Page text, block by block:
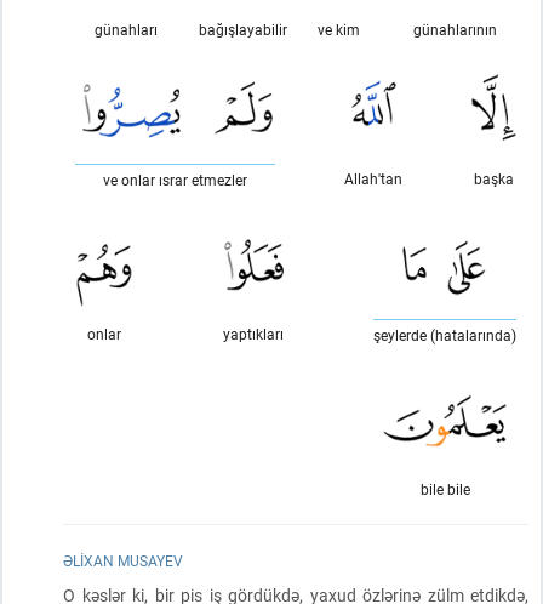
günahlarının
ve kim
bağışlayabilir
günahları
başka
Allah'tan
ve onlar ısrar etmezler
şeylerde (hatalarında)
yaptıkları
onlar
bile bile
ƏLIXAN MUSAYEV
O kəslər ki, bir pis iş gördükdə, yaxud özlərinə zülm etdikdə,